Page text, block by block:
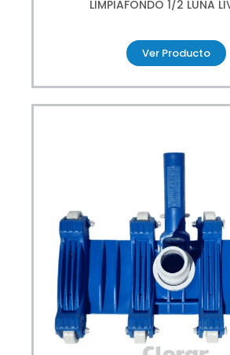
LIMPIAFONDO 1/2 LUNA
Ver Producto